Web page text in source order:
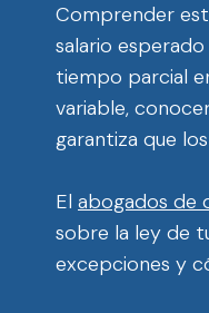
Comprender
salario
tiempo parcial
variable,
garantiza que
El abogados de
sobre la ley de
excepciones y